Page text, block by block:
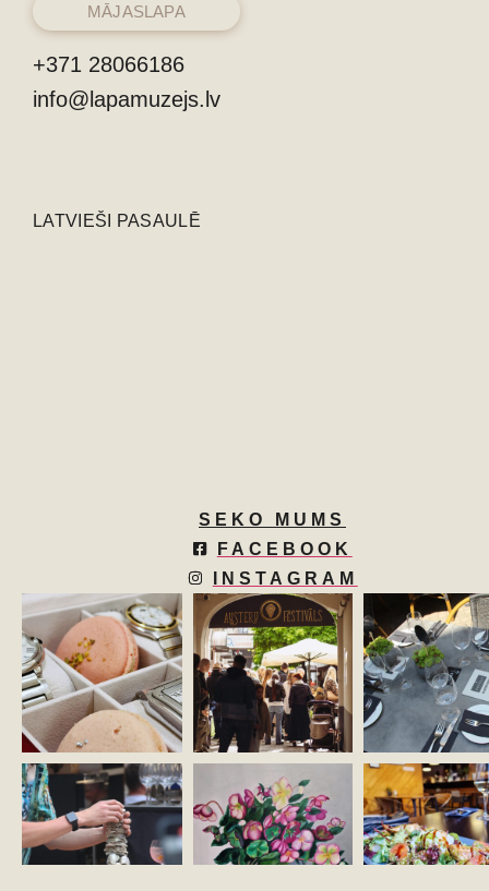
MĀJASLAPA
+371 28066186
info@lapamuzejs.lv
LATVIEŠI PASAULĒ
SEKO MUMS
FACEBOOK
INSTAGRAM